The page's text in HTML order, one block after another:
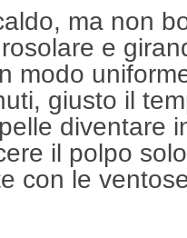
ma non
e
modo
giusto il
diventare
il polpo
con le